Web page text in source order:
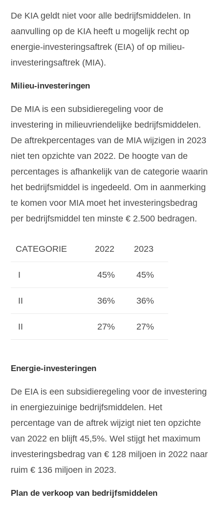
De KIA geldt niet voor alle bedrijfsmiddelen. In
aanvulling op de KIA heeft u mogelijk recht op
energie-investeringsaftrek (EIA) of op milieu-
investeringsaftrek (MIA).
Milieu-investeringen
De MIA is een subsidieregeling voor de
investering in milieuvriendelijke bedrijfsmiddelen.
De aftrekpercentages van de MIA wijzigen in 2023
niet ten opzichte van 2022. De hoogte van de
percentages is afhankelijk van de categorie waarin
het bedrijfsmiddel is ingedeeld. Om in aanmerking
te komen voor MIA moet het investeringsbedrag
per bedrijfsmiddel ten minste € 2.500 bedragen.
CATEGORIE 2022 2023
I 45% 45%
II 36% 36%
II 27% 27%
Energie-investeringen
De EIA is een subsidieregeling voor de investering
in energiezuinige bedrijfsmiddelen. Het
percentage van de aftrek wijzigt niet ten opzichte
van 2022 en blijft 45,5%. Wel stijgt het maximum
investeringsbedrag van € 128 miljoen in 2022 naar
ruim € 136 miljoen in 2023.
Plan de verkoop van bedrijfsmiddelen